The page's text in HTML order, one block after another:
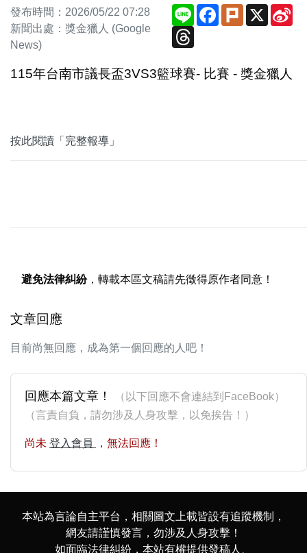
發布時間：2026/05/22 07:28
新聞出處：獎金獵人 (Google
News)
Line Facebook
Plurk X
115年台南市議長盃3VS3籃球賽- 比賽 - 獎金獵人
按此閱讀「完整報導」
避免法律糾紛，轉載本區文稿請先徵得原作者同意！
文章回應
目前尚無回應，成為第一個回應的人吧！
回應本篇文章！
（以下回應不會連結到FaceBook）
（言責自負，請勿涉及人身攻擊，以免挨告！）
尚未 登入會員 ，無法回應！
本站為言論自主平台，相關圖文上載皆設有追蹤機制，
網友請謹慎發言，勿涉及人身攻擊！
如面臨法律糾紛，本站有權提供發稿人、